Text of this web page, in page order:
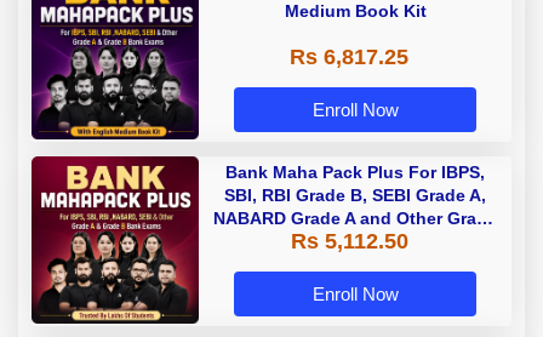
Medium Book Kit
Rs 6,817.25
Enroll Now
Bank Maha Pack Plus For IBPS,
SBI, RBI Grade B, SEBI Grade A,
NABARD Grade A and Other Grade
A & Grade B Bank Exams
Rs 5,112.50
Enroll Now